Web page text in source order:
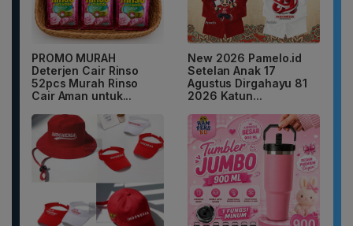
PROMO MURAH
Deterjen Cair Rinso
52pcs Murah Rinso
Cair Aman untuk...
New 2026 Pamelo.id
Setelan Anak 17
Agustus Dirgahayu 81
2026 Katun...